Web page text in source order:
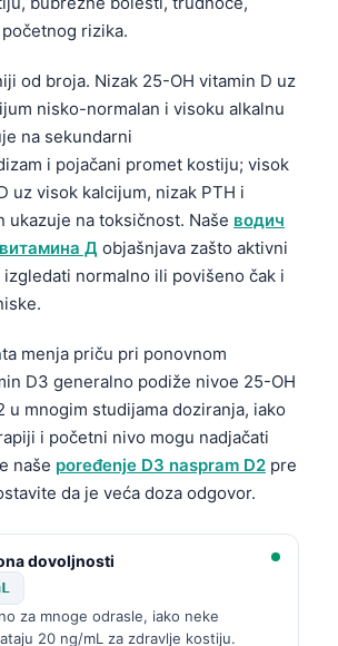
rizika.
od broja. Nizak 25-OH vitamin D uz
nisko-normalan i visoku alkalnu
na sekundarni
i pojačani promet kostiju; visok
uz visok kalcijum, nizak PTH i
ukazuje na toksičnost. Naše водич
Д objašnjava zašto aktivni
normalno ili povišeno čak i
menja priču pri ponovnom
D3 generalno podiže nivoe 25-OH
u mnogim studijama doziranja, iako
i početni nivo mogu nadjačati
naše poređenje D3 naspram D2 pre
da je veća doza odgovor.
dovoljnosti
za mnoge odrasle, iako neke
20 ng/mL za zdravlje kostiju.